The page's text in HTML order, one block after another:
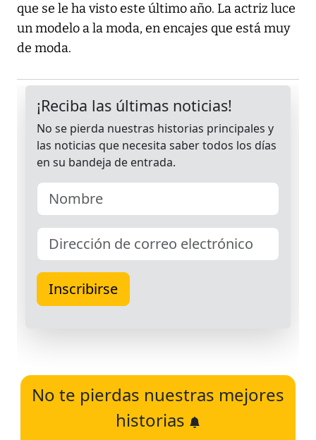
que se le ha visto este último año. La actriz luce
un modelo a la moda, en encajes que está muy
de moda.
No te pierdas nuestras mejores
historias